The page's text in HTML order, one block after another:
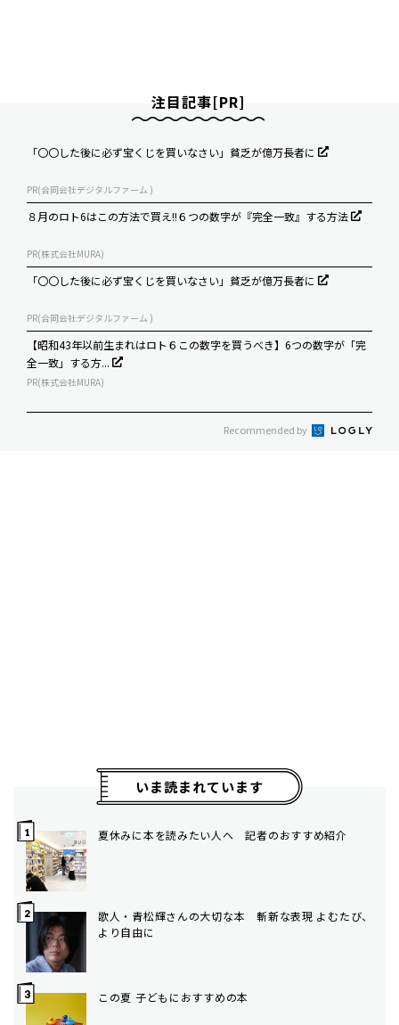
注目記事[PR]
「〇〇した後に必ず宝くじを買いなさい」貧乏が億万長者に
PR(合同会社デジタルファーム )
８月のロト6はこの方法で買え!!６つの数字が『完全一致』する方法
PR(株式会社MURA)
「〇〇した後に必ず宝くじを買いなさい」貧乏が億万長者に
PR(合同会社デジタルファーム )
【昭和43年以前生まれはロト６この数字を買うべき】6つの数字が「完
全一致」する方...
PR(株式会社MURA)
Recommended by
いま読まれています
夏休みに本を読みたい人へ 記者のおすすめ紹介
歌人・青松輝さんの大切な本 斬新な表現 よむたび、
より自由に
この夏 子どもにおすすめの本